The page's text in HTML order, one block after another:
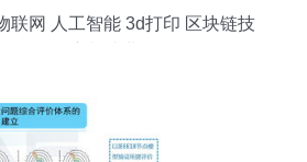
联网 人工智能 3d打印 区块链技